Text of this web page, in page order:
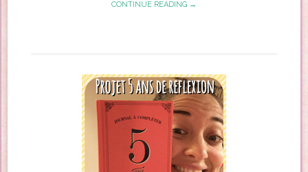
CONTINUE READING →